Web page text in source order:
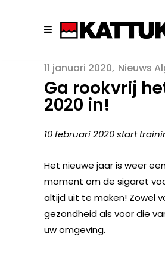
11 januari 2020 Nieuws
Ga rookvrij
2020 in!
10 februari 2020 start
Het nieuwe jaar is weer
moment om de sigaret
altijd uit te maken! Zowel
gezondheid als voor die
uw omgeving.